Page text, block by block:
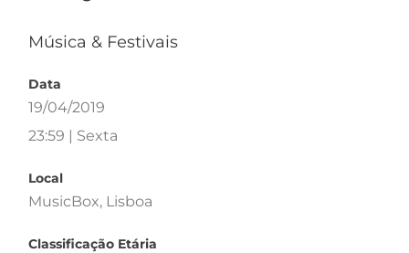
Música & Festivais
Data
19/04/2019
23:59 | Sexta
Local
MusicBox, Lisboa
Classificação Etária